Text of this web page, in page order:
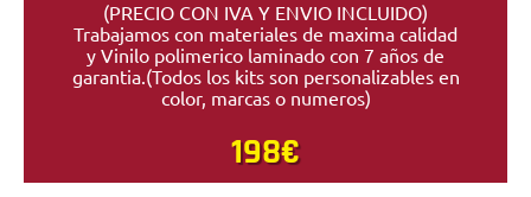
(PRECIO CON IVA Y ENVIO INCLUIDO)
Trabajamos con materiales de maxima calidad
y Vinilo polimerico laminado con 7 años de
garantia.(Todos los kits son personalizables en
color, marcas o numeros)
198€